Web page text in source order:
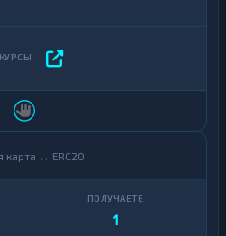
карта ↔ ERC20
1